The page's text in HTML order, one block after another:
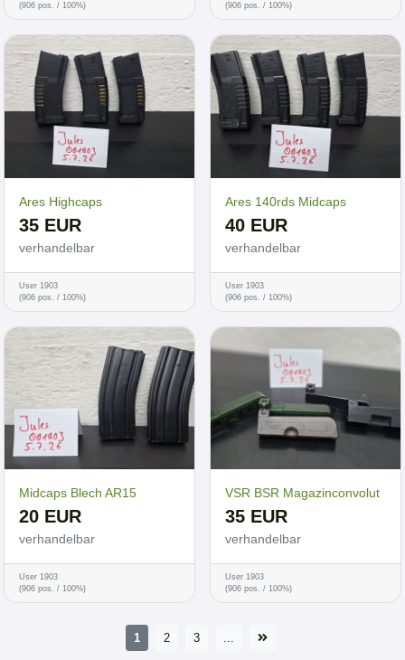
(906 pos. / 100%)
(906 pos. / 100%)
Ares Highcaps
35 EUR
verhandelbar
User 1903
(906 pos. / 100%)
Ares 140rds Midcaps
40 EUR
verhandelbar
User 1903
(906 pos. / 100%)
Midcaps Blech AR15
20 EUR
verhandelbar
User 1903
(906 pos. / 100%)
VSR BSR Magazinconvolut
35 EUR
verhandelbar
User 1903
(906 pos. / 100%)
1 2 3 ...